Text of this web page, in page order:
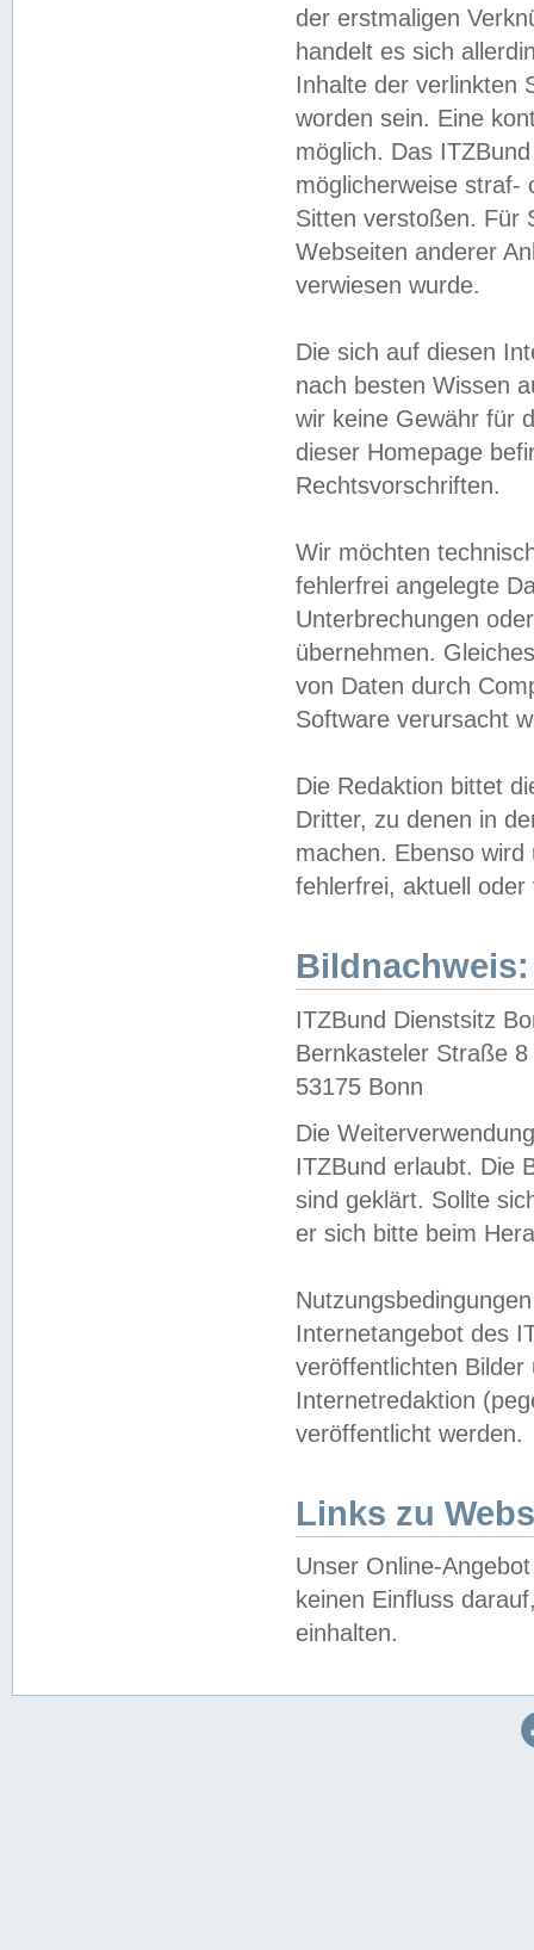
der erstmaligen
handelt es sich
Inhalte der verlinkten
worden sein. Eine
möglich. Das
möglicherweise straf-
Sitten verstoßen. Für
Webseiten anderer
verwiesen wurde.
Die sich auf diesen
nach besten Wissen
wir keine Gewähr für
dieser Homepage
Rechtsvorschriften.
Wir möchten
fehlerfrei angelegte
Unterbrechungen
übernehmen.
von Daten durch
Software verursacht
Die Redaktion bittet
Dritter, zu denen in
machen. Ebenso
fehlerfrei, aktuell oder
Bildnachweis:
ITZBund Dienstsitz
Bernkasteler Straße 8
53175 Bonn
Die
ITZBund erlaubt. Die
sind geklärt. Sollte
er sich bitte beim
Internetangebot des
veröffentlichten
Internetredaktion
veröffentlicht werden.
Links zu
Unser Online-
keinen Einfluss
einhalten.